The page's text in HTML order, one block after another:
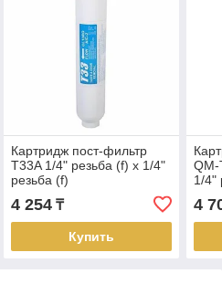
Картридж пост-фильтр
T33A 1/4" резьба (f) х 1/4"
резьба (f)
4 254₸
Купить
QM-
1/4"
4